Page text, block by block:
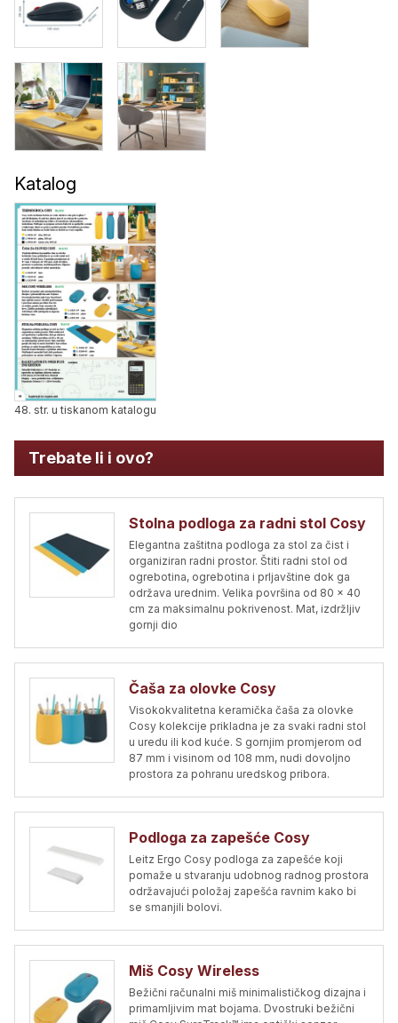
Katalog
48. str. u tiskanom katalogu
Trebate li i ovo?
Stolna podloga za radni stol Cosy
Elegantna zaštitna podloga za stol za čist i
organiziran radni prostor. Štiti radni stol od
ogrebotina, ogrebotina i prljavštine dok ga
održava urednim. Velika površina od 80 x 40
cm za maksimalnu pokrivenost. Mat, izdržljiv
gornji dio
Čaša za olovke Cosy
Visokokvalitetna keramička čaša za olovke
Cosy kolekcije prikladna je za svaki radni stol
u uredu ili kod kuće. S gornjim promjerom od
87 mm i visinom od 108 mm, nudi dovoljno
prostora za pohranu uredskog pribora.
Podloga za zapešće Cosy
Leitz Ergo Cosy podloga za zapešće koji
pomaže u stvaranju udobnog radnog prostora
održavajući položaj zapešća ravnim kako bi
se smanjili bolovi.
Miš Cosy Wireless
Bežični računalni miš minimalističkog dizajna i
primamljivim mat bojama. Dvostruki bežični